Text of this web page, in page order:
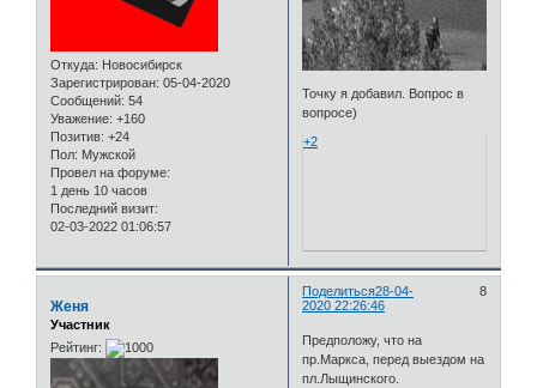
Откуда: Новосибирск
Зарегистрирован: 05-04-2020
Сообщений: 54
Уважение: +160
Позитив: +24
Пол: Мужской
Провел на форуме:
1 день 10 часов
Последний визит:
02-03-2022 01:06:57
Точку я добавил. Вопрос в
вопросе)
+2
Поделиться 8
28-04-
2020 22:26:46
Женя
Участник
Рейтинг:
Предположу, что на
пр.Маркса, перед выездом на
пл.Лыщинского.